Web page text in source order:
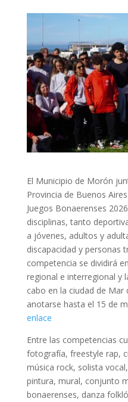
El Municipio de Morón
Provincia de Buenos
Juegos Bonaerenses
disciplinas, tanto
a jóvenes, adultos y
discapacidad y personas
competencia se dividirá
regional e interregional y
cabo en la ciudad de Mar
anotarse hasta el 15 de
enlace
Entre las competencias
fotografía, freestyle rap,
música rock, solista
pintura, mural, conjunto
bonaerenses, danza